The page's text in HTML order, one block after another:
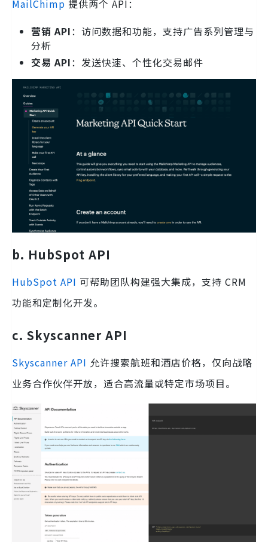
MailChimp 提供两个 API：
营销 API：访问数据和功能，支持广告系列管理与
分析
交易 API：发送快速、个性化交易邮件
b. HubSpot API
HubSpot API 可帮助团队构建强大集成，支持 CRM
功能和定制化开发。
c. Skyscanner API
Skyscanner API 允许搜索航班和酒店价格，仅向战略
业务合作伙伴开放，适合高流量或特定市场项目。